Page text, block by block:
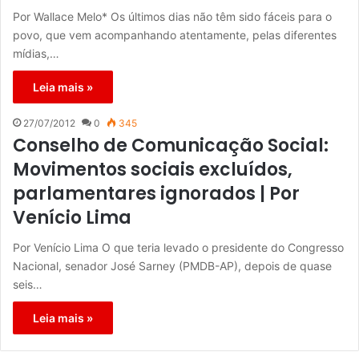
Por Wallace Melo* Os últimos dias não têm sido fáceis para o
povo, que vem acompanhando atentamente, pelas diferentes
mídias,…
Leia mais »
27/07/2012 0 345
Conselho de Comunicação Social:
Movimentos sociais excluídos,
parlamentares ignorados | Por
Venício Lima
Por Venício Lima O que teria levado o presidente do Congresso
Nacional, senador José Sarney (PMDB-AP), depois de quase
seis…
Leia mais »